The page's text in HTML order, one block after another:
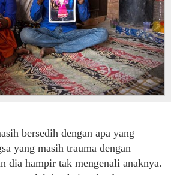
bersedih dengan apa yang
yang masih trauma dengan
dia hampir tak mengenali anaknya.